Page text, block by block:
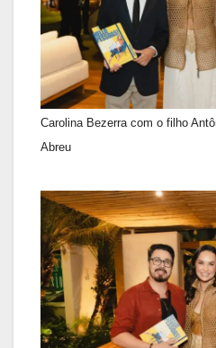
Carolina Bezerra com o filho
Abreu